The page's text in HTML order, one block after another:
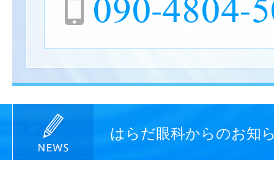
はらだ眼科からのお知